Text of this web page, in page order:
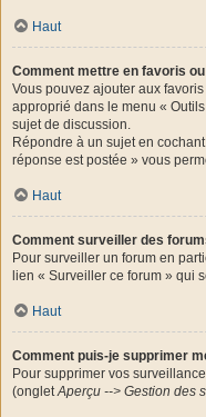
Haut
Comment mettre en favoris
Vous pouvez ajouter aux
approprié dans le menu «
sujet de discussion.
Répondre à un sujet en
réponse est postée » vous
Haut
Comment surveiller des
Pour surveiller un forum en
lien « Surveiller ce forum » qui
Haut
Comment puis-je supprimer
Pour supprimer vos
(ongletAperçu --> Gestion des